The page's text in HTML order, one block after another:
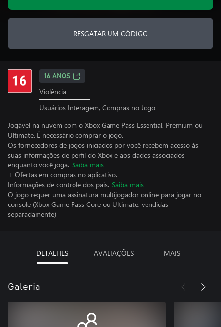
RESGATAR UM CÓDIGO
16 ANOS
Violência
Usuários Interagem, Compras no Jogo
Jogável na nuvem com o Xbox Game Pass Essential, Premium ou
Ultimate. É necessário comprar o jogo.
Os fornecedores de jogos iniciados por você recebem acesso às
suas informações de perfil do Xbox e aos dados associados
enquanto você joga. Saiba mais
+ Ofertas em compras no aplicativo.
Informações de controle dos pais. Saiba mais
O jogo requer uma assinatura multijogador online para jogar no
console (Xbox Game Pass Core ou Ultimate, vendidas
separadamente)
DETALHES AVALIAÇÕES MAIS
Galeria